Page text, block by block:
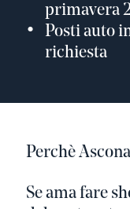
primavera
Posti auto
richiesta
Perchè Ascona
Se ama fare